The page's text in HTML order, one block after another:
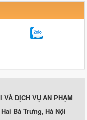
VÀ DỊCH VỤ AN PHẠM
Bà Trưng, Hà Nội